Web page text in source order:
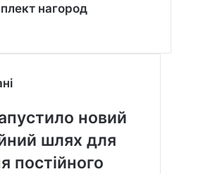
нагород
новий
шлях для
постійного